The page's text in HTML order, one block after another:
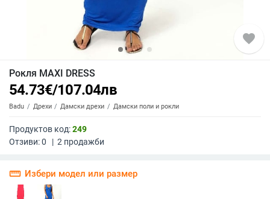
favorite
Рокля MAXI DRESS
54.73€/107.04лв
Badu Дрехи Дамски дрехи Дамски поли и рокли
Продуктов код:249
Отзиви:0 | 2 продажби
straighten Избери модел или размер